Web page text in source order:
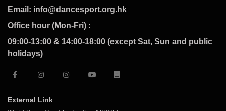
Email: info@dancesport.org.hk
Office hour (Mon-Fri) :
09:00-13:00 & 14:00-18:00 (except Sat, Sun and public
holidays)
External Link